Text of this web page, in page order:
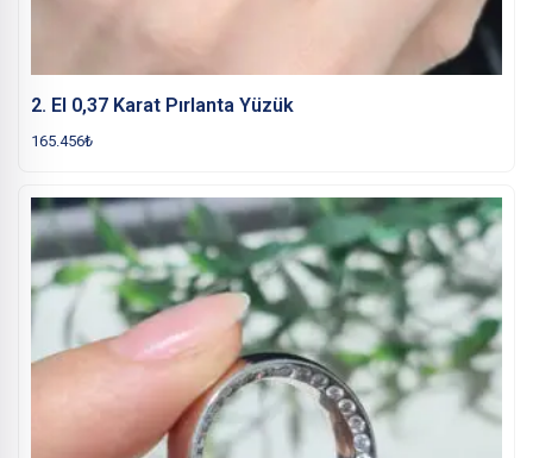
2. El 0,37 Karat Pırlanta Yüzük
165.456₺